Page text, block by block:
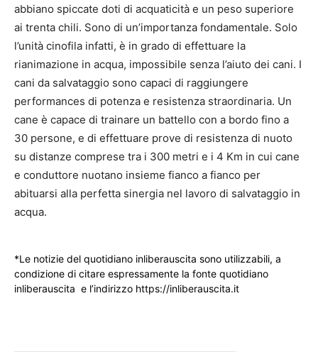
abbiano spiccate doti di acquaticità e un peso superiore
ai trenta chili. Sono di un’importanza fondamentale. Solo
l’unità cinofila infatti, è in grado di effettuare la
rianimazione in acqua, impossibile senza l’aiuto dei cani. I
cani da salvataggio sono capaci di raggiungere
performances di potenza e resistenza straordinaria. Un
cane è capace di trainare un battello con a bordo fino a
30 persone, e di effettuare prove di resistenza di nuoto
su distanze comprese tra i 300 metri e i 4 Km in cui cane
e conduttore nuotano insieme fianco a fianco per
abituarsi alla perfetta sinergia nel lavoro di salvataggio in
acqua.
*Le notizie del quotidiano inliberauscita sono utilizzabili, a
condizione di citare espressamente la fonte quotidiano
inliberauscita e l’indirizzo https://inliberauscita.it